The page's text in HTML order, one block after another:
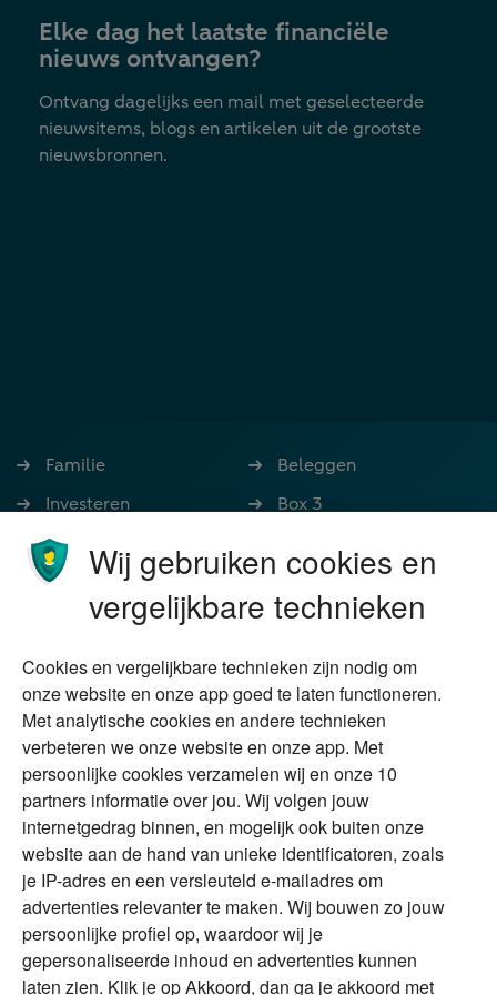
Elke dag het laatste financiële
nieuws ontvangen?
Ontvang dagelijks een mail met geselecteerde
nieuwsitems, blogs en artikelen uit de grootste
nieuwsbronnen.
Familie
Investeren
Ondernemen
Stoppen met werken
Wonen
Beleggen
Box 3
Nalatenschap
Schenken
Duurzaam
Vermogensplanning
Tweede huis in
buitenland
DGA
Erfenis
Over Financial Focus
Specialisten
Financial Focus
magazine
The Exit Years
Contact
Alles voor en over vermogenden.
Wij gebruiken cookies en
vergelijkbare technieken
Cookies en vergelijkbare technieken zijn nodig om
onze website en onze app goed te laten functioneren.
Met analytische cookies en andere technieken
verbeteren we onze website en onze app. Met
persoonlijke cookies verzamelen wij en onze 10
partners informatie over jou. Wij volgen jouw
internetgedrag binnen, en mogelijk ook buiten onze
website aan de hand van unieke identificatoren, zoals
je IP-adres en een versleuteld e-mailadres om
advertenties relevanter te maken. Wij bouwen zo jouw
persoonlijke profiel op, waardoor wij je
gepersonaliseerde inhoud en advertenties kunnen
laten zien. Klik je op Akkoord, dan ga je akkoord met